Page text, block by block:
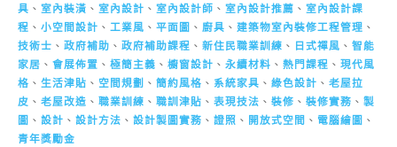
具 、 室內裝潢 、 室內設計 、 室內設計師 、 室內設計推薦 、 室內設計課
程 、 小空間設計 、 工業風 、 平面圖 、 廚具 、 建築物室內裝修工程管理 、
技術士 、 政府補助 、 政府補助課程 、 新住民職業訓練 、 日式禪風 、 智能
家居 、 會展佈置 、 極簡主義 、 櫥窗設計 、 永續材料 、 熱門課程 、 現代風
格 、 生活津貼 、 空間規劃 、 簡約風格 、 系統家具 、 綠色設計 、 老屋拉
皮 、 老屋改造 、 職業訓練 、 職訓津貼 、 表現技法 、 裝修 、 裝修實務 、 製
圖 、 設計 、 設計方法 、 設計製圖實務 、 證照 、 開放式空間 、 電腦繪圖 、
青年獎勵金